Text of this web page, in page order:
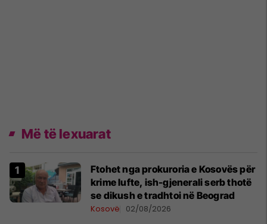
Më të lexuarat
Ftohet nga prokuroria e Kosovës për
krime lufte, ish-gjenerali serb thotë
se dikush e tradhtoi në Beograd
Kosovë 02/08/2026